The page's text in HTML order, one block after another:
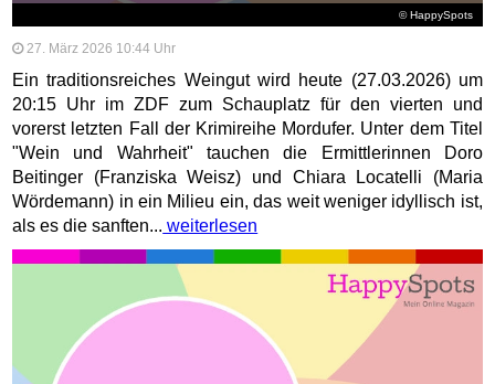
© HappySpots
27. März 2026 10:44 Uhr
Ein traditionsreiches Weingut wird heute (27.03.2026) um
20:15 Uhr im ZDF zum Schauplatz für den vierten und
vorerst letzten Fall der Krimireihe Mordufer. Unter dem Titel
"Wein und Wahrheit" tauchen die Ermittlerinnen Doro
Beitinger (Franziska Weisz) und Chiara Locatelli (Maria
Wördemann) in ein Milieu ein, das weit weniger idyllisch ist,
als es die sanften... weiterlesen